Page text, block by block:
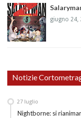
giugno 24,
Notizie
Nightborne: si
27 luglio